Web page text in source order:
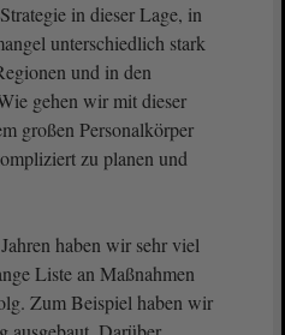
in dieser Lage, in
unterschiedlich stark
und in den
gehen wir mit dieser
großen Personalkörper
zu planen und
haben wir sehr viel
Liste an Maßnahmen
Zum Beispiel haben wir